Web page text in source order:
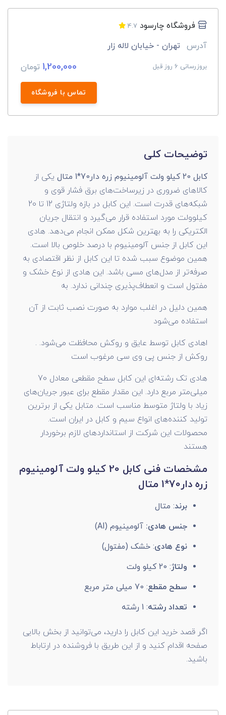
فروشگاه چارسود 4.7
آدرس تهران - خیابان لاله زار
بروزرسانی 6 روز قبل 1,200,000 تومان
تماس با فروشگاه
توضیحات کلی
کابل 20 کیلو ولت آلومینیوم زره دار70*1 متال
یکی از
کالاهای ضروری در زیرساخت‌های برق فشار قوی و
شبکه‌های قدرت است. این کابل در بازه ولتاژی 12 تا 20
کیلوولت مورد استفاده قرار می‌گیرد و انتقال جریان
الکتریکی را به بهترین شکل ممکن انجام می‌دهد. هادی
این کابل از جنس آلومینیوم با درصد خلوص بالا است.
همین موضوع سبب شده تا این کابل از نظر اقتصادی به
صرفه‌تر از مدل‌های مسی باشد. این هادی از نوع خشک و
مفتول است و انعطاف‌پذیری چندانی ندارد. به
همین دلیل در اغلب موارد به صورت نصب ثابت از آن
استفاده می‌شود
. اهادی کابل توسط عایق و روکش محافظت می‌شود.
روکش از جنس پی وی سی مرغوب است
هادی تک رشته‌ای این کابل سطح مقطعی معادل 70
میلی‌متر مربع دارد. این مقدار مقطع برای عبور جریان‌های
زیاد با ولتاژ متوسط مناسب است. متابل یکی از برترین
تولید کننده‌های انواع سیم و کابل در ایران است.
محصولات این شرکت از استانداردهای لازم برخوردار
هستند
مشخصات فنی کابل 20 کیلو ولت آلومینیوم
زره دار70*1 متال
برند: متال
جنس هادی: آلومینیوم (Al)
نوع هادی: خشک (مفتول)
ولتاژ: 20 کیلو ولت
سطح مقطع: 70 میلی متر مربع
تعداد رشته: 1 رشته
اگر قصد خرید این کابل را دارید، می‌توانید از بخش بالایی
صفحه اقدام کنید و از این طریق با فروشنده در ارتاباط
باشید.